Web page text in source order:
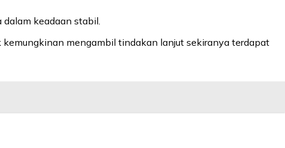
keadaan stabil.
mengambil tindakan lanjut sekiranya terdapat